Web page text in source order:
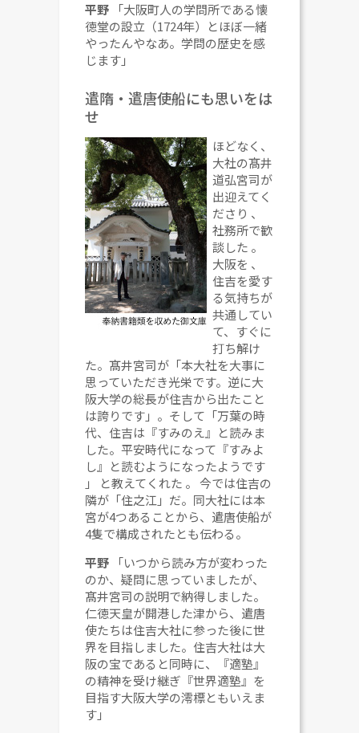
平野
「大阪町人の学問所である懐
徳堂の設立（1724年）とほぼ一緒
やったんやなあ。学問の歴史を感
じます」
遣隋・遣唐使船にも思いをは
せ
ほどなく、
大社の髙井
道弘宮司が
出迎えてく
ださり 、
社務所で歓
談した 。
大阪を 、
住吉を愛す
る気持ちが
共通してい
て、すぐに
打ち解け
た。髙井宮司が「本大社を大事に
思っていただき光栄です。逆に大
阪大学の総長が住吉から出たこと
は誇りです」。そして「万葉の時
代、住吉は『すみのえ』と読みま
した。平安時代になって『すみよ
し』と読むようになったようです
」
と教えてくれた 。今では住吉の
隣が「住之江」だ。同大社には本
宮が4つあることから、遣唐使船が
4隻で構成されたとも伝わる。
平野
「いつから読み方が変わった
のか、疑問に思っていましたが、
髙井宮司の説明で納得しました。
仁徳天皇が開港した津から、遣唐
使たちは住吉大社に参った後に世
界を目指しました。住吉大社は大
阪の宝であると同時に、『適塾』
の精神を受け継ぎ『世界適塾』を
目指す大阪大学の澪標ともいえま
す」